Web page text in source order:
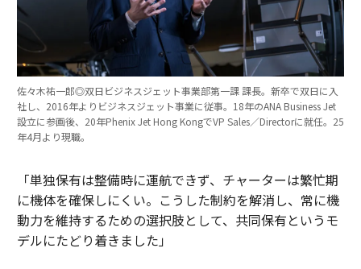
佐々木祐一郎◎双日ビジネスジェット事業部第一課 課長。新卒で双日に入
社し、2016年よりビジネスジェット事業に従事。18年のANA Business Jet
設立に参画後、20年Phenix Jet Hong KongでVP Sales／Directorに就任。25
年4月より現職。
「単独保有は整備時に運航できず、チャーターは繁忙期
に機体を確保しにくい。こうした制約を解消し、常に機
動力を維持するための選択肢として、共同保有というモ
デルにたどり着きました」